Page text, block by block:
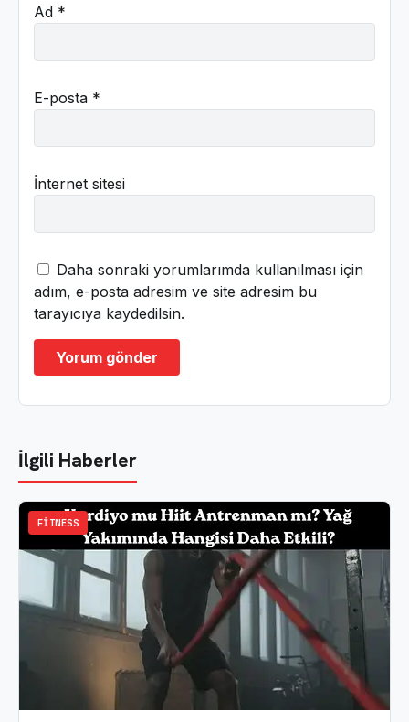
Ad *
E-posta *
İnternet sitesi
Daha sonraki yorumlarımda kullanılması için
adım, e-posta adresim ve site adresim bu
tarayıcıya kaydedilsin.
İlgili Haberler
FITNESS